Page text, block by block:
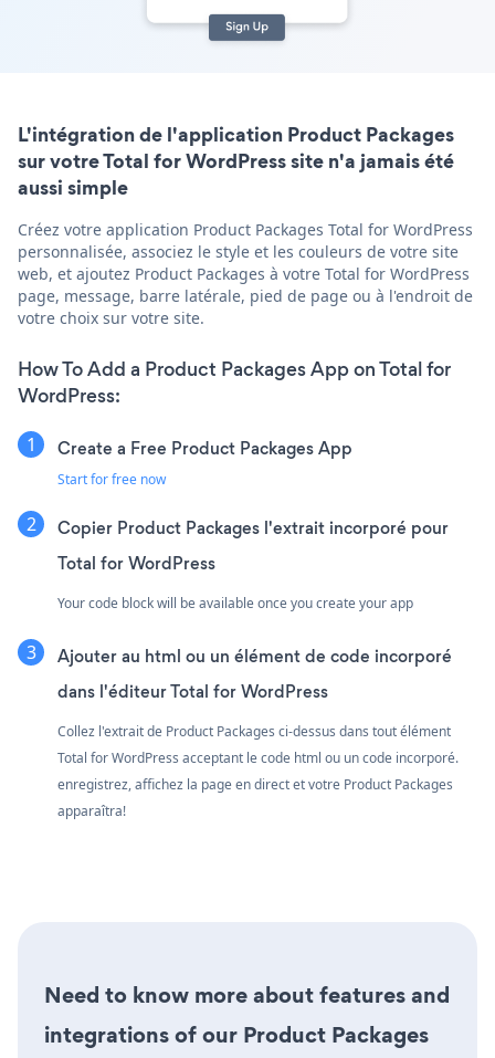
L'intégration de l'application Product Packages
sur votre Total for WordPress site n'a jamais été
aussi simple
Créez votre application Product Packages Total for WordPress
personnalisée, associez le style et les couleurs de votre site
web, et ajoutez Product Packages à votre Total for WordPress
page, message, barre latérale, pied de page ou à l'endroit de
votre choix sur votre site.
How To Add a Product Packages App on Total for
WordPress:
Create a Free Product Packages App
Start for free now
Copier Product Packages l'extrait incorporé pour
Total for WordPress
Your code block will be available once you create your app
Ajouter au html ou un élément de code incorporé
dans l'éditeur Total for WordPress
Collez l'extrait de Product Packages ci-dessus dans tout élément
Total for WordPress acceptant le code html ou un code incorporé.
enregistrez, affichez la page en direct et votre Product Packages
apparaîtra!
Need to know more about features and
integrations of our Product Packages